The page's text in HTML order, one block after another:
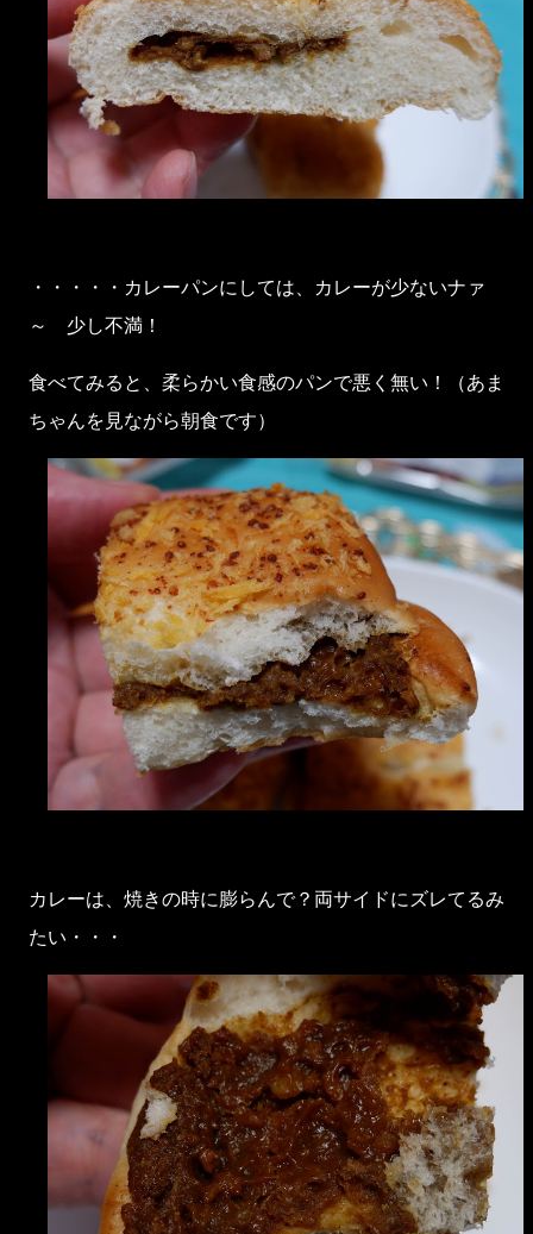
・・・・・カレーパンにしては、カレーが少ないナァ
～ 少し不満！
食べてみると、柔らかい食感のパンで悪く無い！（あま
ちゃんを見ながら朝食です）
カレーは、焼きの時に膨らんで？両サイドにズレてるみ
たい・・・